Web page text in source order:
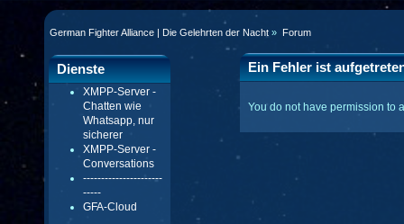
German Fighter Alliance | Die Gelehrten der Nacht » Forum
Dienste
XMPP-Server -
Chatten wie
Whatsapp, nur
sicherer
XMPP-Server -
Conversations
----------------------
-----
GFA-Cloud
Ein Fehler ist
You do not have permission to